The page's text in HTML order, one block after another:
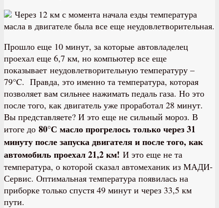
Через 12 км с момента начала езды температура
масла в двигателе была все еще неудовлетворительная.
Прошло еще 10 минут, за которые автовладелец
проехал еще 6,7 км, но компьютер все еще
показывает неудовлетворительную температуру –
79°C. Правда, это именно та температура, которая
позволяет вам сильнее нажимать педаль газа. Но это
после того, как двигатель уже проработал 28 минут.
Вы представляете? И это еще не сильный мороз. В
итоге до 80°С масло прогрелось только через 31
минуту после запуска двигателя и после того, как
автомобиль проехал 21,2 км! И это еще не та
температура, о которой сказал автомеханик из МАДИ-
Сервис. Оптимальная температура появилась на
приборке только спустя 49 минут и через 33,5 км
пути.